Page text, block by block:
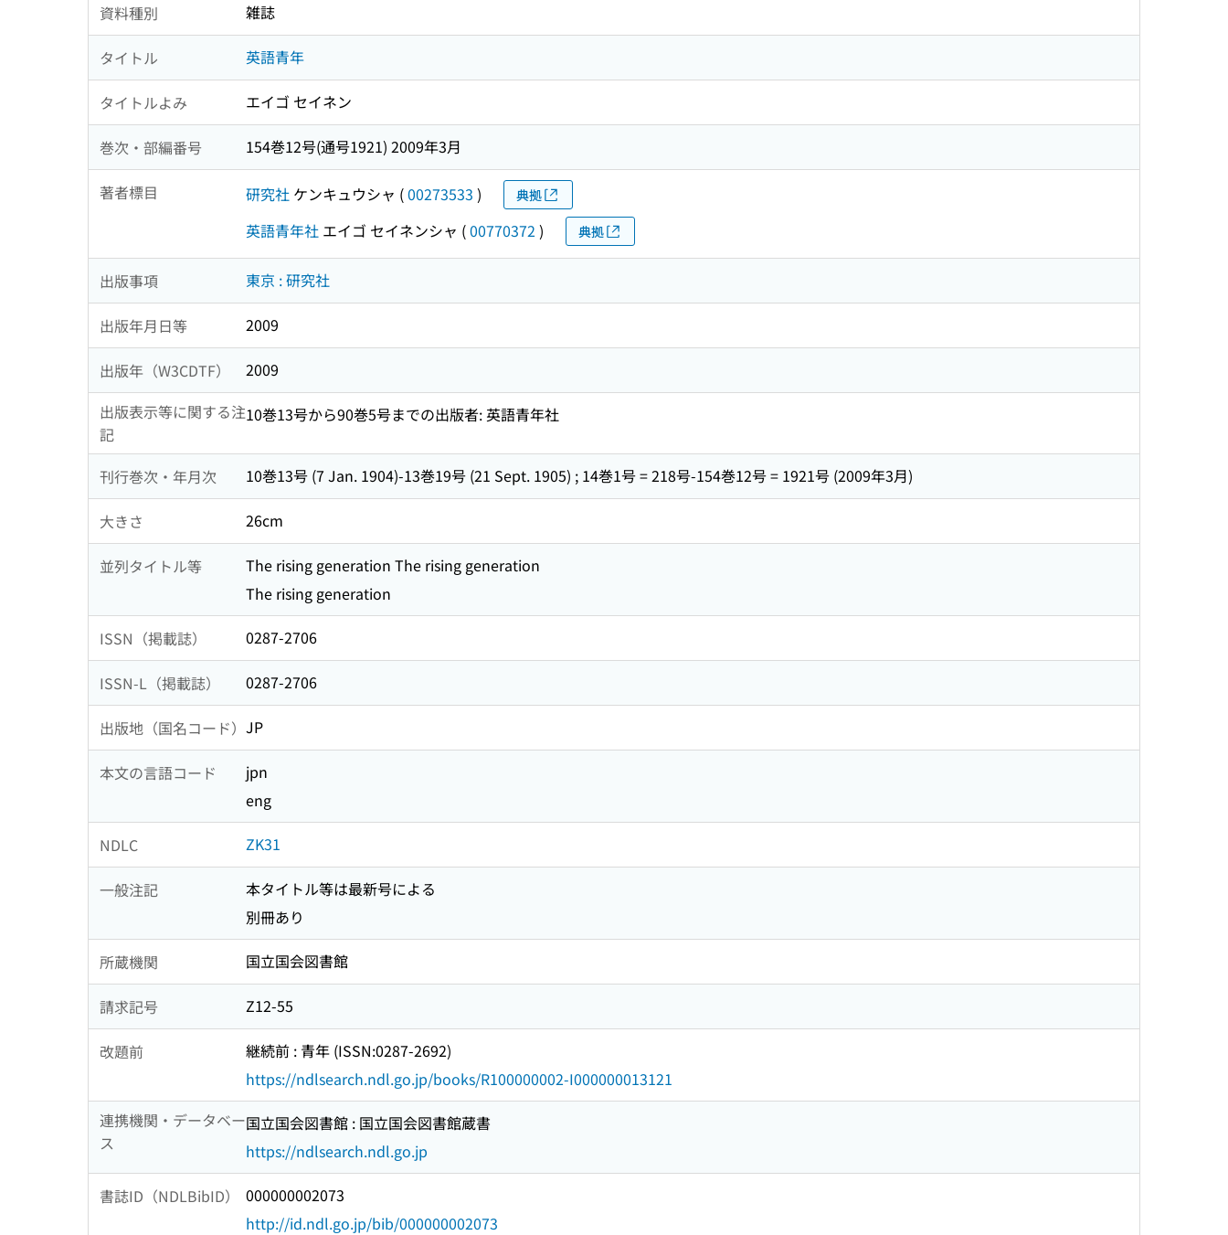
資料種別 雑誌
タイトル 英語青年
タイトルよみ エイゴ セイネン
巻次・部編番号 154巻12号(通号1921) 2009年3月
著者標目 研究社 ケンキュウシャ (00273533 ) 典拠
英語青年社 エイゴ セイネンシャ (00770372 ) 典拠
出版事項 東京 : 研究社
出版年月日等 2009
出版年（W3CDTF）
2009
出版表示等に関する注
記
10巻13号から90巻5号までの出版者: 英語青年社
刊行巻次・年月次 10巻13号 (7 Jan. 1904)-13巻19号 (21 Sept. 1905) ; 14巻1号 = 218号-154巻12号 = 1921号 (2009年3月)
大きさ 26cm
並列タイトル等
The rising generation The rising generation
The rising generation
ISSN（掲載誌） 0287-2706
ISSN-L（掲載誌） 0287-2706
出版地（国名コード） JP
本文の言語コード
jpn
eng
NDLC ZK31
一般注記
本タイトル等は最新号による
別冊あり
所蔵機関 国立国会図書館
請求記号 Z12-55
改題前
継続前 : 青年 (ISSN:0287-2692)
https://ndlsearch.ndl.go.jp/books/R100000002-I000000013121
連携機関・データベー
ス
国立国会図書館 : 国立国会図書館蔵書
https://ndlsearch.ndl.go.jp
書誌ID（NDLBibID）
000000002073
http://id.ndl.go.jp/bib/000000002073